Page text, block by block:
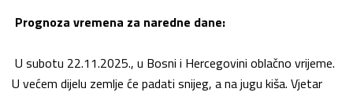
Prognoza vremena za naredne dane:
U subotu 22.11.2025., u Bosni i Hercegovini oblačno vrijeme.
U većem dijelu zemlje će padati snijeg, a na jugu kiša. Vjetar